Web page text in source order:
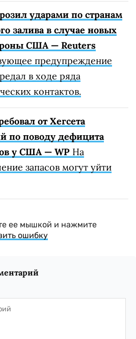
ударами по странам
залива в случае новых
США — Reuters
предупреждение
в ходе ряда
контактов.
от Хегсета
по поводу дефицита
у США — WP На
запасов могут уйти
ее мышкой и нажмите
ошибку